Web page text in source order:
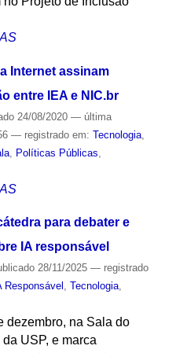
Internet assinam
entre IEA e NIC.br
24/08/2020 — última
— registrado em: Tecnologia,
, Políticas Públicas
para debater e
IA responsável
28/11/2025 — registrado
Responsável , Tecnologia,
dezembro, na Sala do
USP, e marca